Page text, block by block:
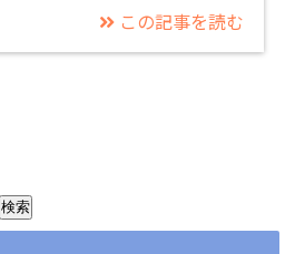
この記事を読む
検索